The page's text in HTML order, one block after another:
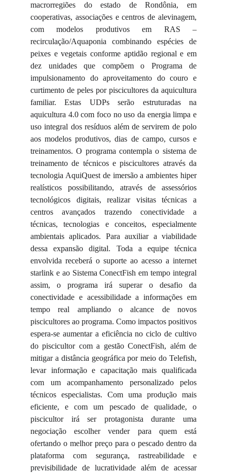
macrorregiões do estado de Rondônia, em
cooperativas, associações e centros de alevinagem,
com modelos produtivos em RAS –
recirculação/Aquaponia combinando espécies de
peixes e vegetais conforme aptidão regional e em
dez unidades que compõem o Programa de
impulsionamento do aproveitamento do couro e
curtimento de peles por piscicultores da aquicultura
familiar. Estas UDPs serão estruturadas na
aquicultura 4.0 com foco no uso da energia limpa e
uso integral dos resíduos além de servirem de polo
aos modelos produtivos, dias de campo, cursos e
treinamentos. O programa contempla o sistema de
treinamento de técnicos e piscicultores através da
tecnologia AquiQuest de imersão a ambientes hiper
realísticos possibilitando, através de assessórios
tecnológicos digitais, realizar visitas técnicas a
centros avançados trazendo conectividade a
técnicas, tecnologias e conceitos, especialmente
ambientais aplicados. Para auxiliar a viabilidade
dessa expansão digital. Toda a equipe técnica
envolvida receberá o suporte ao acesso a internet
starlink e ao Sistema ConectFish em tempo integral
assim, o programa irá superar o desafio da
conectividade e acessibilidade a informações em
tempo real ampliando o alcance de novos
piscicultores ao programa. Como impactos positivos
espera-se aumentar a eficiência no ciclo de cultivo
do piscicultor com a gestão ConectFish, além de
mitigar a distância geográfica por meio do Telefish,
levar informação e capacitação mais qualificada
com um acompanhamento personalizado pelos
técnicos especialistas. Com uma produção mais
eficiente, e com um pescado de qualidade, o
piscicultor irá ser protagonista durante uma
negociação escolher vender para quem está
ofertando o melhor preço para o pescado dentro da
plataforma com segurança, rastreabilidade e
previsibilidade de lucratividade além de acessar